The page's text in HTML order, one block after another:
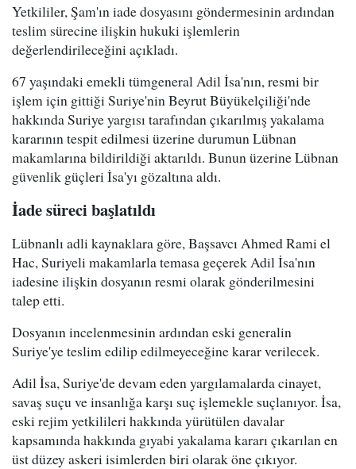
Yetkililer, Şam'ın iade dosyasını göndermesinin ardından
teslim sürecine ilişkin hukuki işlemlerin
değerlendirileceğini açıkladı.
67 yaşındaki emekli tümgeneral Adil İsa'nın, resmi bir
işlem için gittiği Suriye'nin Beyrut Büyükelçiliği'nde
hakkında Suriye yargısı tarafından çıkarılmış yakalama
kararının tespit edilmesi üzerine durumun Lübnan
makamlarına bildirildiği aktarıldı. Bunun üzerine Lübnan
güvenlik güçleri İsa'yı gözaltına aldı.
İade süreci başlatıldı
Lübnanlı adli kaynaklara göre, Başsavcı Ahmed Rami el
Hac, Suriyeli makamlarla temasa geçerek Adil İsa'nın
iadesine ilişkin dosyanın resmi olarak gönderilmesini
talep etti.
Dosyanın incelenmesinin ardından eski generalin
Suriye'ye teslim edilip edilmeyeceğine karar verilecek.
Adil İsa, Suriye'de devam eden yargılamalarda cinayet,
savaş suçu ve insanlığa karşı suç işlemekle suçlanıyor. İsa,
eski rejim yetkilileri hakkında yürütülen davalar
kapsamında hakkında gıyabi yakalama kararı çıkarılan en
üst düzey askeri isimlerden biri olarak öne çıkıyor.